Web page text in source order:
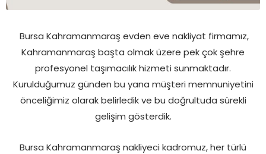
Bursa Kahramanmaraş evden eve nakliyat firmamız,
Kahramanmaraş başta olmak üzere pek çok şehre
profesyonel taşımacılık hizmeti sunmaktadır.
Kurulduğumuz günden bu yana müşteri memnuniyetini
önceliğimiz olarak belirledik ve bu doğrultuda sürekli
gelişim gösterdik.
Bursa Kahramanmaraş nakliyeci kadromuz, her türlü